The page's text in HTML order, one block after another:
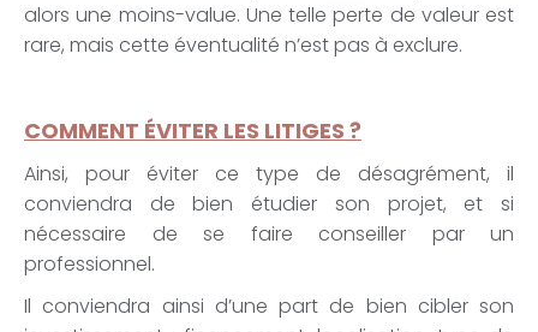
alors une moins-value. Une telle perte de valeur est
rare, mais cette éventualité n’est pas à exclure.
COMMENT ÉVITER LES LITIGES ?
Ainsi, pour éviter ce type de désagrément, il
conviendra de bien étudier son projet, et si
nécessaire de se faire conseiller par un
professionnel.
Il conviendra ainsi d’une part de bien cibler son